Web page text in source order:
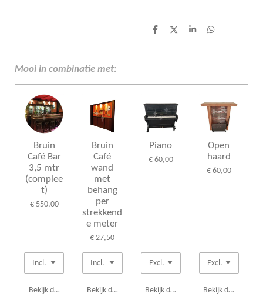
D
D
S
D
Mooi in combinatie met:
Bruin
Café Bar
3,5 mtr
(complee
t)
€ 550,00
Bekijk details
Bruin
Café
wand
met
behang
per
strekkend
e meter
€ 27,50
Bekijk details
Piano
€ 60,00
Bekijk details
Open
haard
€ 60,00
Bekijk details